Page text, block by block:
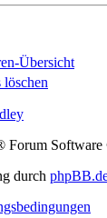
Übersicht
Forum
durch